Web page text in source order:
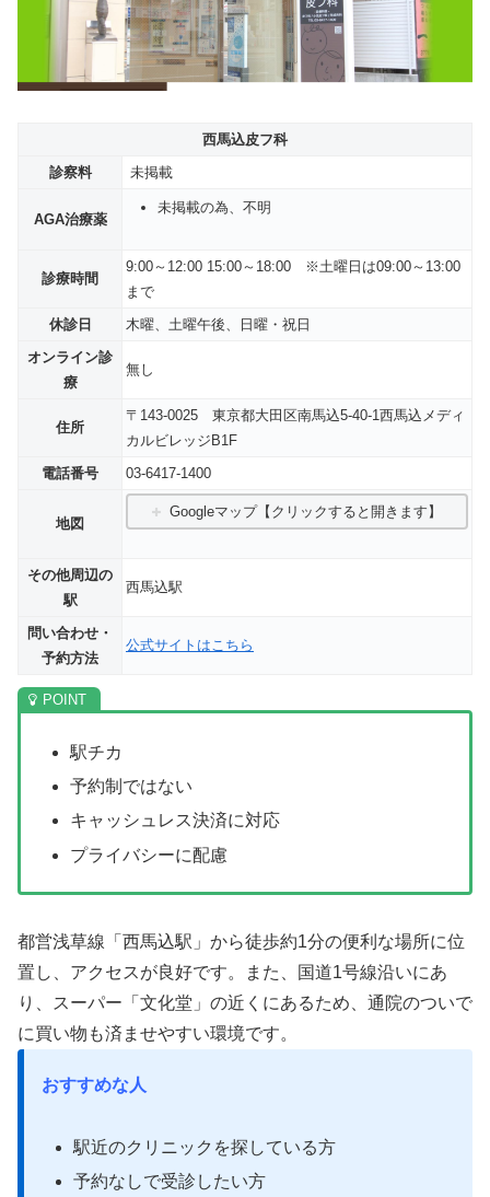
西馬込皮フ科
診察料
未掲載
AGA治療薬
未掲載の為、不明
診療時間
9:00～12:00 15:00～18:00 ※土曜日は09:00～13:00
まで
休診日
木曜、土曜午後、日曜・祝日
オンライン診
療
無し
住所
〒143-0025 東京都大田区南馬込5-40-1西馬込メディ
カルビレッジB1F
電話番号
03-6417-1400
地図
Googleマップ【クリックすると開きます】
その他周辺の
駅
西馬込駅
問い合わせ・
予約方法
公式サイトはこちら
駅チカ
予約制ではない
キャッシュレス決済に対応
プライバシーに配慮
都営浅草線「西馬込駅」から徒歩約1分の便利な場所に位
置し、アクセスが良好です。また、国道1号線沿いにあ
り、スーパー「文化堂」の近くにあるため、通院のついで
に買い物も済ませやすい環境です。
おすすめな人
駅近のクリニックを探している方
予約なしで受診したい方